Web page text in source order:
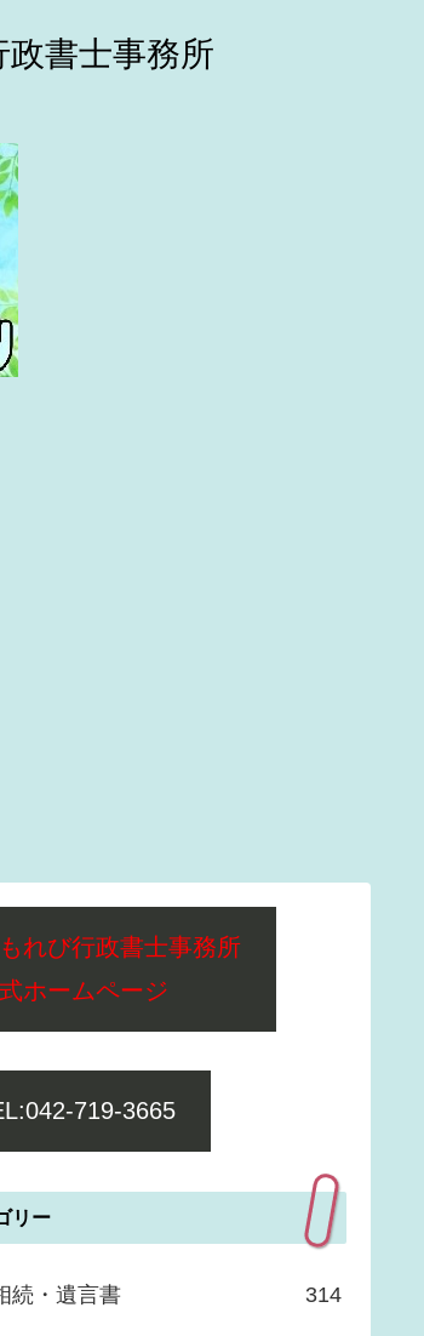
書士事務所
れび行政書士事務所
ホームページ
719-3665
リー
・遺言書 314